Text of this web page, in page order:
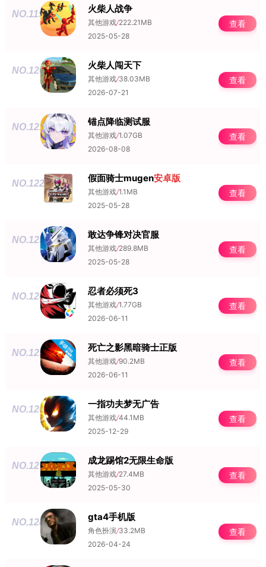
NO.119 火柴人战争
其他游戏/222.21MB
2025-05-28
查看
NO.120 火柴人闯天下
其他游戏/38.03MB
2026-07-21
查看
NO.121 锚点降临测试服
其他游戏/1.07GB
2026-08-08
查看
NO.122 假面骑士mugen安卓版
其他游戏/1.1MB
2025-05-28
查看
NO.123 敢达争锋对决官服
其他游戏/289.8MB
2025-05-28
查看
NO.124 忍者必须死3
其他游戏/1.77GB
2026-06-11
查看
NO.125 死亡之影黑暗骑士正版
其他游戏/90.2MB
2026-06-11
查看
NO.126 一指功夫梦无广告
其他游戏/44.1MB
2025-12-29
查看
NO.127 成龙踢馆2无限生命版
其他游戏/27.4MB
2025-05-30
查看
NO.128 gta4手机版
角色扮演/33.2MB
2026-04-24
查看